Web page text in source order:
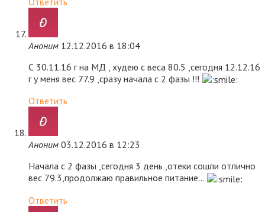
Аноним 12.12.2016 в 18:04
С 30.11.16 г на МД , худею с веса 80.5 ,сегодня 12.12.16
г у меня вес 77.9 ,сразу начала с 2 фазы !!!
Ответить
Аноним 03.12.2016 в 12:23
Начала с 2 фазы ,сегодня 3 день ,отеки сошли отлично
вес 79.3,продолжаю правильное питание…
Ответить